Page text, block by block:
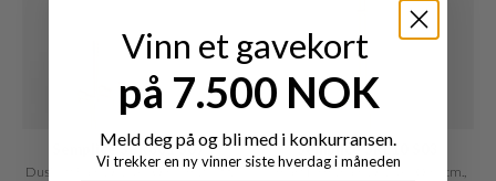
Semplice SBR801 S07
Dusjsett Rain DeLuxe Ø30 cm, Vegg,
Semplice SRL10 S03
SmartTerm, Rain DeLuxe Ø30 cm.,
Vinn et gavekort
på 7.500 NOK
Meld deg på og bli med i konkurransen.
Vi trekker en ny vinner siste hverdag i måneden